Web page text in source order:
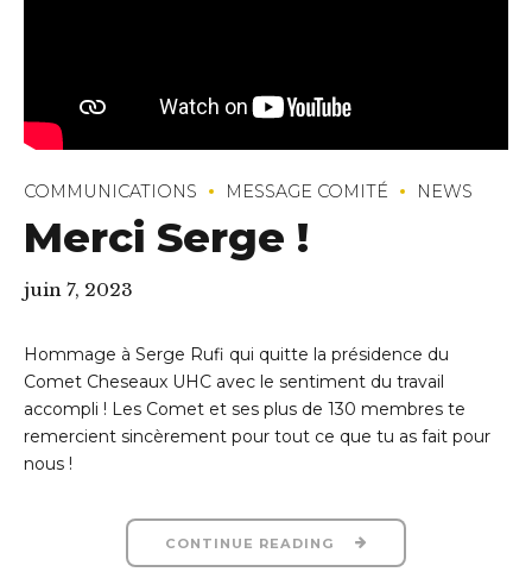
COMMUNICATIONS MESSAGE COMITÉ NEWS
Merci Serge !
juin 7, 2023
Hommage à Serge Rufi qui quitte la présidence du
Comet Cheseaux UHC avec le sentiment du travail
accompli ! Les Comet et ses plus de 130 membres te
remercient sincèrement pour tout ce que tu as fait pour
nous !
CONTINUE READING